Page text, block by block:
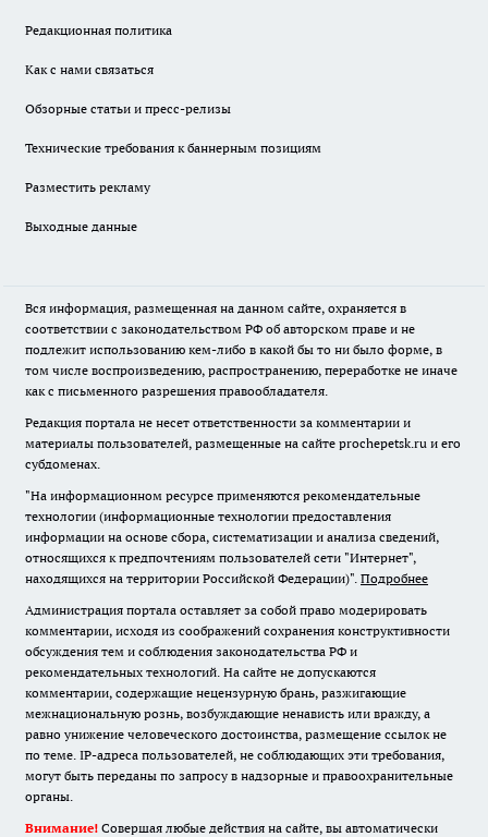
Редакционная политика
Как с нами связаться
Обзорные статьи и пресс-релизы
Технические требования к баннерным позициям
Разместить рекламу
Выходные данные
Вся информация, размещенная на данном сайте, охраняется в
соответствии с законодательством РФ об авторском праве и не
подлежит использованию кем-либо в какой бы то ни было форме, в
том числе воспроизведению, распространению, переработке не иначе
как с письменного разрешения правообладателя.
Редакция портала не несет ответственности за комментарии и
материалы пользователей, размещенные на сайте prochepetsk.ru и его
субдоменах.
"На информационном ресурсе применяются рекомендательные
технологии (информационные технологии предоставления
информации на основе сбора, систематизации и анализа сведений,
относящихся к предпочтениям пользователей сети "Интернет",
находящихся на территории Российской Федерации)". Подробнее
Администрация портала оставляет за собой право модерировать
комментарии, исходя из соображений сохранения конструктивности
обсуждения тем и соблюдения законодательства РФ и
рекомендательных технологий. На сайте не допускаются
комментарии, содержащие нецензурную брань, разжигающие
межнациональную рознь, возбуждающие ненависть или вражду, а
равно унижение человеческого достоинства, размещение ссылок не
по теме. IP-адреса пользователей, не соблюдающих эти требования,
могут быть переданы по запросу в надзорные и правоохранительные
органы.
Внимание! Совершая любые действия на сайте, вы автоматически